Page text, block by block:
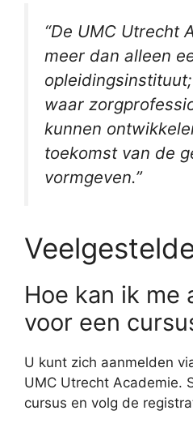
“De UMC Utrecht
meer dan alleen
waar
kunnen
toekomst van de
vormgeven.”
Hoe kan ik me
voor een
U kunt zich aanmelden
UMC Utrecht Academie.
cursus en volg de